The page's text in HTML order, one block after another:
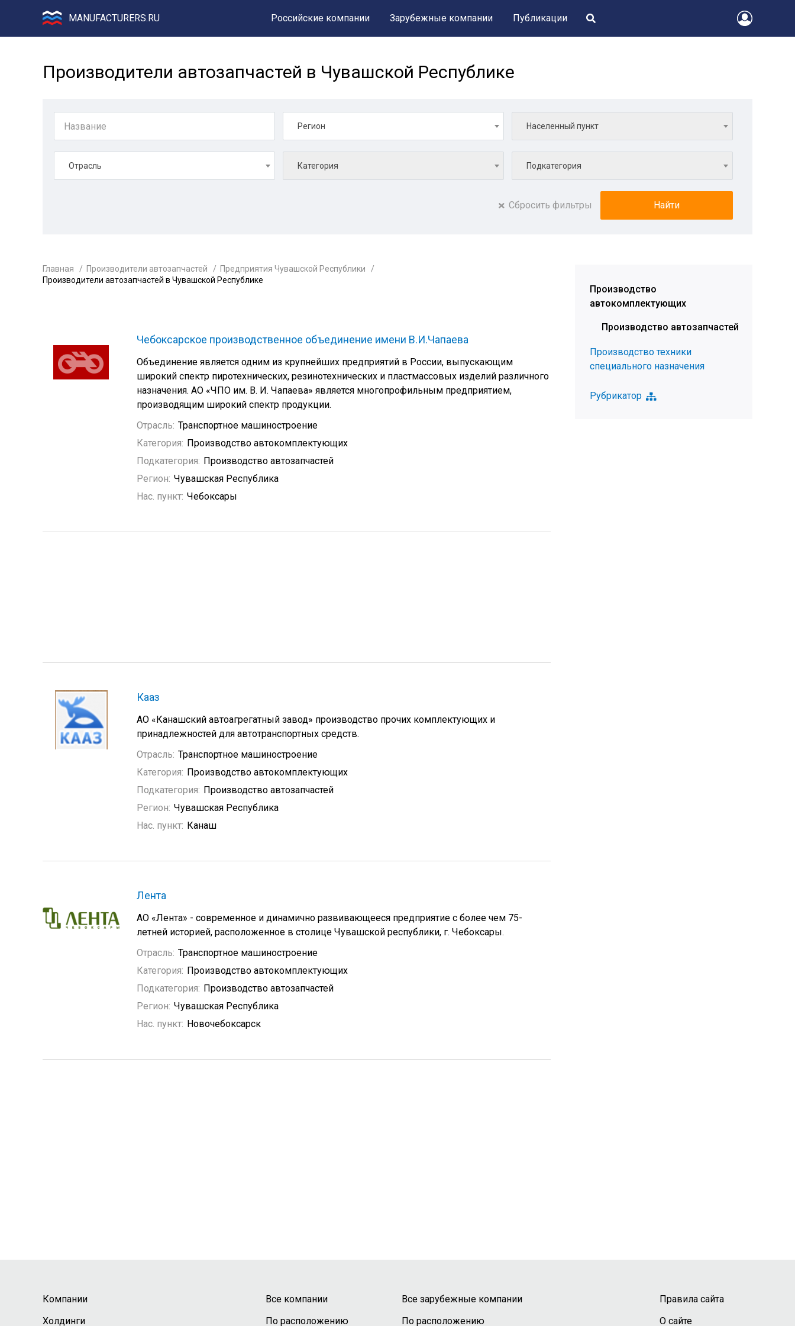
MANUFACTURERS.RU Российские компании Зарубежные компании Публикации
Производители автозапчастей в Чувашской Республике
Регион Населенный пункт
Отрасль Категория Подкатегория
Сбросить фильтры
Главная Производители автозапчастей
Предприятия Чувашской Республики
Производители автозапчастей в Чувашской Республике
Чебоксарское производственное объединение имени В.И.Чапаева
Объединение является одним из крупнейших предприятий в России, выпускающим
широкий спектр пиротехнических, резинотехнических и пластмассовых изделий различного
назначения. АО «ЧПО им. В. И. Чапаева» является многопрофильным предприятием,
производящим широкий спектр продукции.
Отрасль: Транспортное машиностроение
Категория: Производство автокомплектующих
Подкатегория: Производство автозапчастей
Регион: Чувашская Республика
Нас. пункт: Чебоксары
Кааз
АО «Канашский автоагрегатный завод» производство прочих комплектующих и
принадлежностей для автотранспортных средств.
Отрасль: Транспортное машиностроение
Категория: Производство автокомплектующих
Подкатегория: Производство автозапчастей
Регион: Чувашская Республика
Нас. пункт: Канаш
Лента
АО «Лента» - современное и динамично развивающееся предприятие с более чем 75-
летней историей, расположенное в столице Чувашской республики, г. Чебоксары.
Отрасль: Транспортное машиностроение
Категория: Производство автокомплектующих
Подкатегория: Производство автозапчастей
Регион: Чувашская Республика
Нас. пункт: Новочебоксарск
Производство
автокомплектующих
Производство автозапчастей
Производство техники
специального назначения
Рубрикатор
Компании
Холдинги
Все компании
По расположению
Все зарубежные компании
По расположению
Правила сайта
О сайте